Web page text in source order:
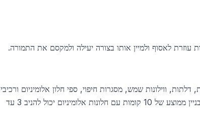
עוזרת לאסוף ולמיין אותו בצורה יעילה ולמקסם את התמורה.
ווילונות שמש, מסגרות חיפוי, ספי חלון אלומיניום ורכיבי
קירות מסך — כולם פרופיל אלומיניום נקי ששווה 1.80 עד 2.20 ש״ח לקילו. בניין ממוצע של 10 קומות עם חלונות אלומיניום יכול להניב 3 עד